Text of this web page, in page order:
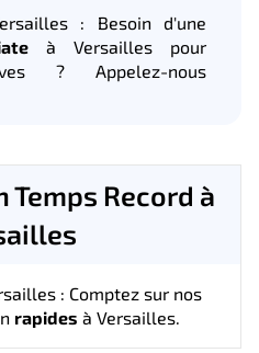
: Besoin d'une
à Versailles pour
? Appelez-nous
Record à
: Comptez sur nos
rapides à Versailles.